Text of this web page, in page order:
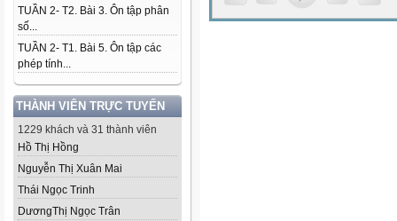
TUẦN 2- T2. Bài 3. Ôn tập phân
số...
TUẦN 2- T1. Bài 5. Ôn tập các
phép tính...
THÀNH VIÊN TRỰC TUYẾN
1229 khách và 31 thành viên
Hồ Thị Hồng
Nguyễn Thị Xuân Mai
Thái Ngọc Trinh
DươngThị Ngọc Trân